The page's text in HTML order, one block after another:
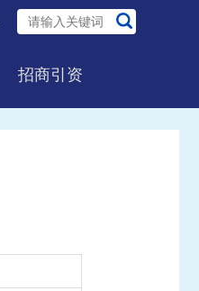
招商引资